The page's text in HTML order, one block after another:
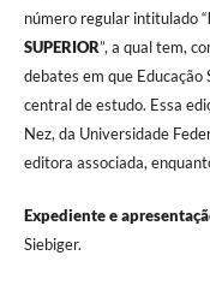
número regular intitulado “
SUPERIOR”, a qual tem,
debates em que
central de estudo. Essa
Nez, da Universidade
editora associada,
Expediente e
Siebiger.